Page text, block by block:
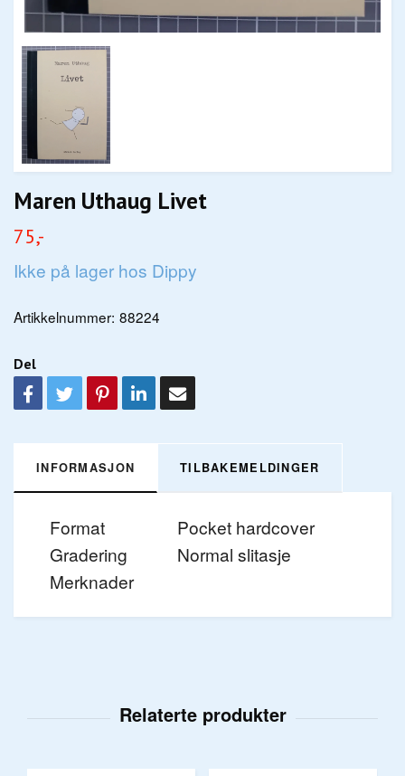
Maren Uthaug Livet
75,-
Ikke på lager hos Dippy
Artikkelnummer: 88224
Del
INFORMASJON TILBAKEMELDINGER
Format
Pocket hardcover
Gradering
Normal slitasje
Merknader